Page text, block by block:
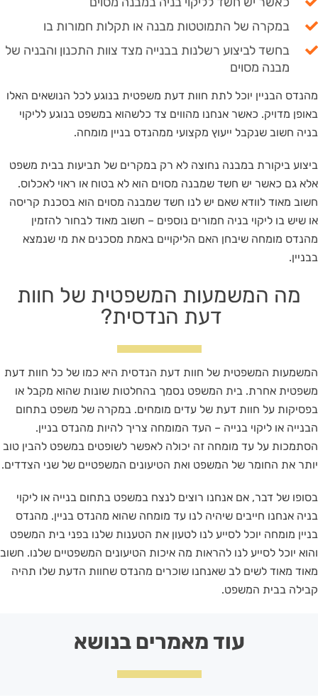
במקרה של התמוטטות מבנה או תקלות חמורות בו
בחשד לביצוע רשלנות בבנייה מצד צוות התכנון והבניה של
מבנה מסוים
מהנדס הבניין יוכל לתת חוות דעת משפטית בנוגע לכל הנושאים האלו
באופן מדויק. כאשר אנחנו מהווים צד כלשהוא במשפט בנוגע לליקוי
בניה חשוב שנקבל ייעוץ מקצועי ממהנדס בניין מומחה.
ביצוע ביקורת במבנה נחוצה לא רק במקרים של תביעות בבית משפט
אלא גם כאשר יש חשד שמבנה מסוים הוא לא בטוח או ראוי לאכלוס.
חשוב מאוד לוודא שאם יש לנו חשד שמבנה מסוים הוא בסכנת קריסה
או שיש בו ליקוי בניה חמורים נוספים – חשוב מאוד לבחור להזמין
מהנדס מומחה שיבחן האם הליקויים באמת מסכנים את מי שנמצא
בבניין.
מה המשמעות המשפטית של חוות
דעת הנדסית?
המשמעות המשפטית של חוות דעת הנדסית היא כמו של כל חוות דעת
משפטית אחרת. בית המשפט נסמך בהחלטות שונות שהוא מקבל או
בפסיקות על חוות דעת של עדים מומחים. במקרה של משפט בתחום
הבנייה או ליקוי בנייה – העד המומחה צריך להיות מהנדס בניין.
הסתמכות על עד מומחה זה יכולה לאפשר לשופטים במשפט להבין טוב
יותר את החומר של המשפט ואת הטיעונים המשפטיים של שני הצדדים.
בסופו של דבר, אם אנחנו רוצים לנצח במשפט בתחום בנייה או ליקוי
בניה אנחנו חייבים שיהיה לנו עד מומחה שהוא מהנדס בניין. מהנדס
בניין מומחה יוכל לסייע לנו לטעון את הטענות שלנו בפני בית המשפט
והוא יוכל לסייע לנו להראות מה איכות הטיעונים המשפטיים שלנו. חשוב
מאוד מאוד לשים לב שאנחנו שוכרים מהנדס שחוות הדעת שלו תהיה
קבילה בבית המשפט.
עוד מאמרים בנושא